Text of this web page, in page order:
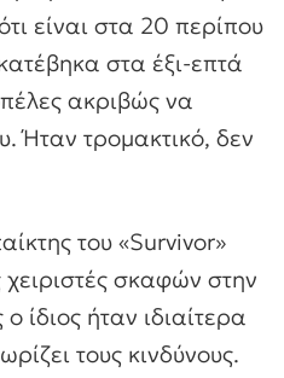
είναι στα 20 περίπου
στα έξι-επτά
ακριβώς να
Ήταν τρομακτικό, δεν
του «Survivor»
σκαφών στην
ίδιος ήταν ιδιαίτερα
τους κινδύνους.